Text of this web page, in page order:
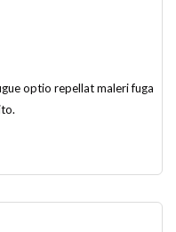
optio repellat maleri fuga